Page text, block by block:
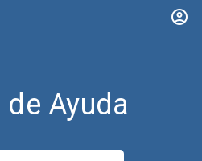
account_circle
de Ayuda